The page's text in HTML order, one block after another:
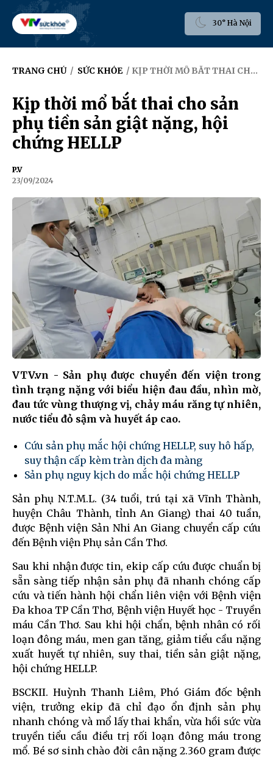
30° Hà Nội
TRANG CHỦ / SỨC KHỎE / KỊP THỜI MỔ BẮT THAI CHO SẢN PHỤ TIỀN SẢN GIẬT NẶNG, HỘI CHỨNG HELLP
Kịp thời mổ bắt thai cho sản
phụ tiền sản giật nặng, hội
chứng HELLP
P.V
23/09/2024
VTV.vn - Sản phụ được chuyển đến viện trong
tình trạng nặng với biểu hiện đau đầu, nhìn mờ,
đau tức vùng thượng vị, chảy máu răng tự nhiên,
nước tiểu đỏ sậm và huyết áp cao.
Cứu sản phụ mắc hội chứng HELLP, suy hô hấp,
suy thận cấp kèm tràn dịch đa màng
Sản phụ nguy kịch do mắc hội chứng HELLP
Sản phụ N.T.M.L. (34 tuổi, trú tại xã Vĩnh Thành,
huyện Châu Thành, tỉnh An Giang) thai 40 tuần,
được Bệnh viện Sản Nhi An Giang chuyển cấp cứu
đến Bệnh viện Phụ sản Cần Thơ.
Sau khi nhận được tin, ekip cấp cứu được chuẩn bị
sẵn sàng tiếp nhận sản phụ đã nhanh chóng cấp
cứu và tiến hành hội chẩn liên viện với Bệnh viện
Đa khoa TP Cần Thơ, Bệnh viện Huyết học - Truyền
máu Cần Thơ. Sau khi hội chẩn, bệnh nhân có rối
loạn đông máu, men gan tăng, giảm tiểu cầu nặng
xuất huyết tự nhiên, suy thai, tiền sản giật nặng,
hội chứng HELLP.
BSCKII. Huỳnh Thanh Liêm, Phó Giám đốc bệnh
viện, trưởng ekip đã chỉ đạo ổn định sản phụ
nhanh chóng và mổ lấy thai khẩn, vừa hồi sức vừa
truyền tiểu cầu điều trị rối loạn đông máu trong
mổ. Bé sơ sinh chào đời cân nặng 2.360 gram được